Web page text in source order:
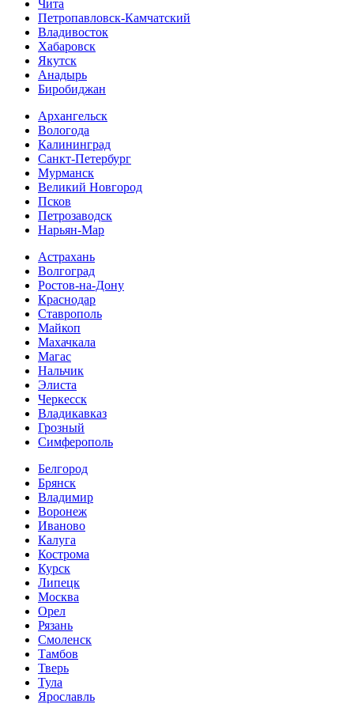
Чита
Петропавловск-Камчатский
Владивосток
Хабаровск
Якутск
Анадырь
Биробиджан
Архангельск
Вологода
Калининград
Санкт-Петербург
Мурманск
Великий Новгород
Псков
Петрозаводск
Нарьян-Мар
Астрахань
Волгоград
Ростов-на-Дону
Краснодар
Ставрополь
Майкоп
Махачкала
Магас
Нальчик
Элиста
Черкесск
Владикавказ
Грозный
Симферополь
Белгород
Брянск
Владимир
Воронеж
Иваново
Калуга
Кострома
Курск
Липецк
Москва
Орел
Рязань
Смоленск
Тамбов
Тверь
Тула
Ярославль